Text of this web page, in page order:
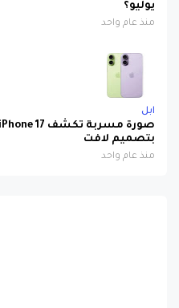
يوليو؟
منذ عام واحد
ابل
بتصميم لافت
منذ عام واحد